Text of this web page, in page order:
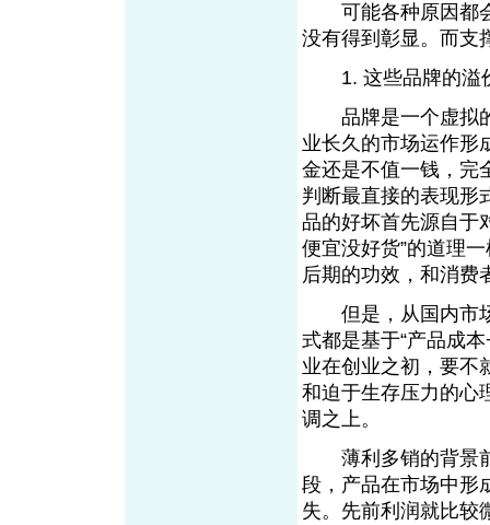
可能各种原因都会
没有得到彰显。而支
1. 这些品牌的溢价
品牌是一个虚拟的
业长久的市场运作形
金还是不值一钱，完
判断最直接的表现形
品的好坏首先源自于
便宜没好货”的道理
后期的功效，和消费
但是，从国内市场
式都是基于“产品成
业在创业之初，要不
和迫于生存压力的心
调之上。
薄利多销的背景前
段，产品在市场中形
失。先前利润就比较